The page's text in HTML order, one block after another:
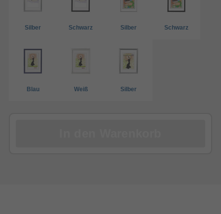
Silber Schwarz Silber Schwarz
Blau Weiß Silber